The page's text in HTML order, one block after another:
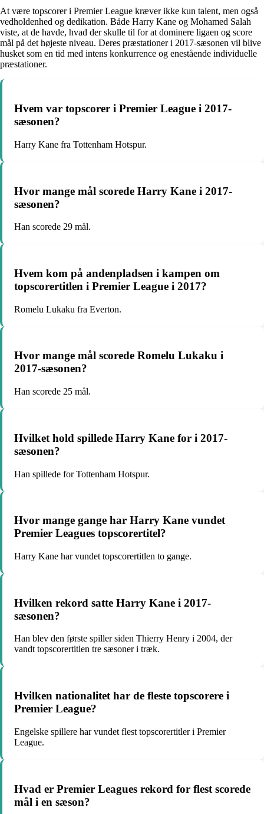
At være topscorer i Premier League kræver ikke kun talent, men også
vedholdenhed og dedikation. Både Harry Kane og Mohamed Salah
viste, at de havde, hvad der skulle til for at dominere ligaen og score
mål på det højeste niveau. Deres præstationer i 2017-sæsonen vil blive
husket som en tid med intens konkurrence og enestående individuelle
præstationer.
Hvem var topscorer i Premier League i 2017-
sæsonen?
Harry Kane fra Tottenham Hotspur.
Hvor mange mål scorede Harry Kane i 2017-
sæsonen?
Han scorede 29 mål.
Hvem kom på andenpladsen i kampen om
topscorertitlen i Premier League i 2017?
Romelu Lukaku fra Everton.
Hvor mange mål scorede Romelu Lukaku i
2017-sæsonen?
Han scorede 25 mål.
Hvilket hold spillede Harry Kane for i 2017-
sæsonen?
Han spillede for Tottenham Hotspur.
Hvor mange gange har Harry Kane vundet
Premier Leagues topscorertitel?
Harry Kane har vundet topscorertitlen to gange.
Hvilken rekord satte Harry Kane i 2017-
sæsonen?
Han blev den første spiller siden Thierry Henry i 2004, der
vandt topscorertitlen tre sæsoner i træk.
Hvilken nationalitet har de fleste topscorere i
Premier League?
Engelske spillere har vundet flest topscorertitler i Premier
League.
Hvad er Premier Leagues rekord for flest scorede
mål i en sæson?